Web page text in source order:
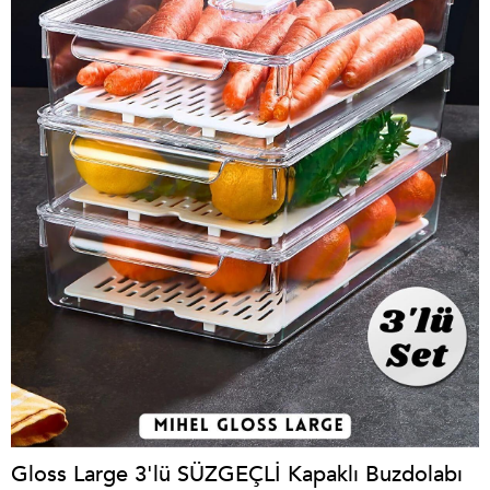
Gloss Large 3'lü SÜZGEÇLİ Kapaklı Buzdolabı